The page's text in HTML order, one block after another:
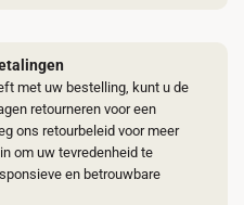
met uw bestelling, kunt u de
retourneren voor een
ons retourbeleid voor meer
om uw tevredenheid te
en betrouwbare